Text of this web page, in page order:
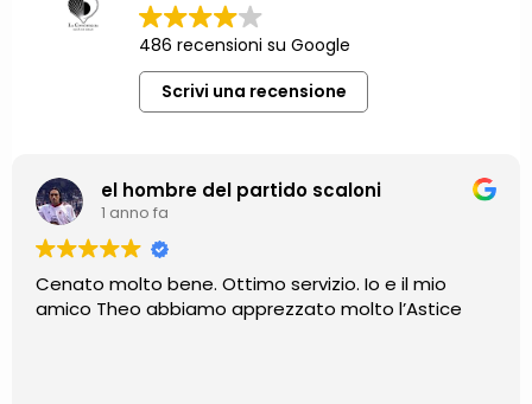
486 recensioni su Google
Scrivi una recensione
el hombre del partido scaloni
1 anno fa
Cenato molto bene. Ottimo servizio. Io e il mio
amico Theo abbiamo apprezzato molto l’Astice